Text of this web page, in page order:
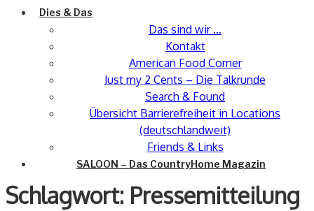
Dies & Das
Das sind wir …
Kontakt
American Food Corner
Just my 2 Cents – Die Talkrunde
Search & Found
Übersicht Barrierefreiheit in Locations
(deutschlandweit)
Friends & Links
SALOON – Das CountryHome Magazin
Schlagwort: Pressemitteilung